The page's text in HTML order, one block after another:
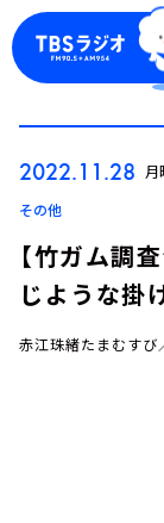
2022.11.28 月
その他
【竹ガム調
じような掛
赤江珠緒たまむすび